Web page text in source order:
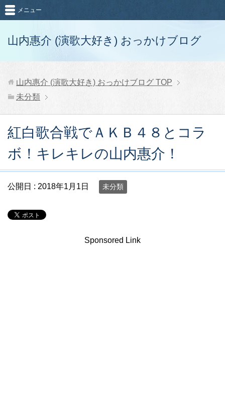
山内惠介 (演歌大好き) おっかけブログ
メニュー
山内惠介 (演歌大好き) おっかけブログ TOP
未分類
紅白歌合戦でＡＫＢ４８とコラ
ボ！キレキレの山内惠介！
公開日 : 2018年1月1日 未分類
Sponsored Link